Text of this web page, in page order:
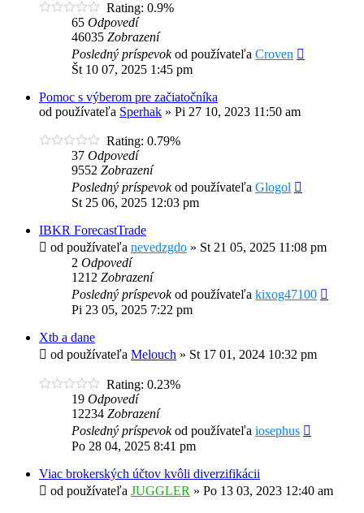
Rating: 0.9%
65 Odpovedí
46035 Zobrazení
Posledný príspevokod používateľa Croven
Št 10 07, 2025 1:45 pm
Pomoc s výberom pre začiatočníka
od používateľa Sperhak » Pi 27 10, 2023 11:50 am
Rating: 0.79%
37 Odpovedí
9552 Zobrazení
Posledný príspevokod používateľa Glogol
St 25 06, 2025 12:03 pm
IBKR ForecastTrade
od používateľa nevedzgdo » St 21 05, 2025 11:08 pm
2 Odpovedí
1212 Zobrazení
Posledný príspevokod používateľa kixog47100
Pi 23 05, 2025 7:22 pm
Xtb a dane
od používateľa Melouch » St 17 01, 2024 10:32 pm
Rating: 0.23%
19 Odpovedí
12234 Zobrazení
Posledný príspevokod používateľa iosephus
Po 28 04, 2025 8:41 pm
Viac brokerských účtov kvôli diverzifikácii
od používateľa JUGGLER » Po 13 03, 2023 12:40 am